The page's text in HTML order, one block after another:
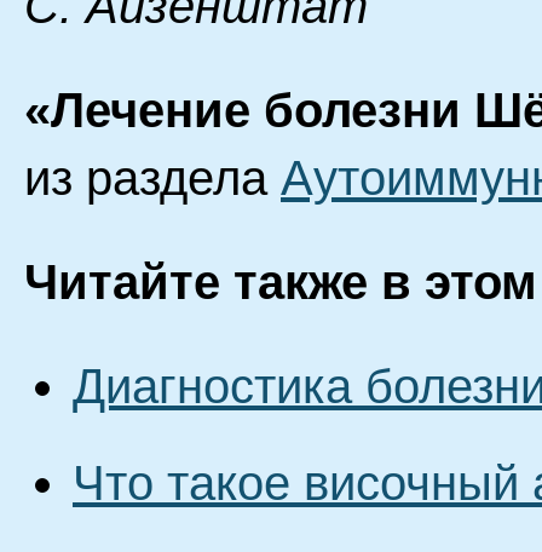
«Лечение болезни
из раздела
Читайте также в
Диагностика
Что такое височный